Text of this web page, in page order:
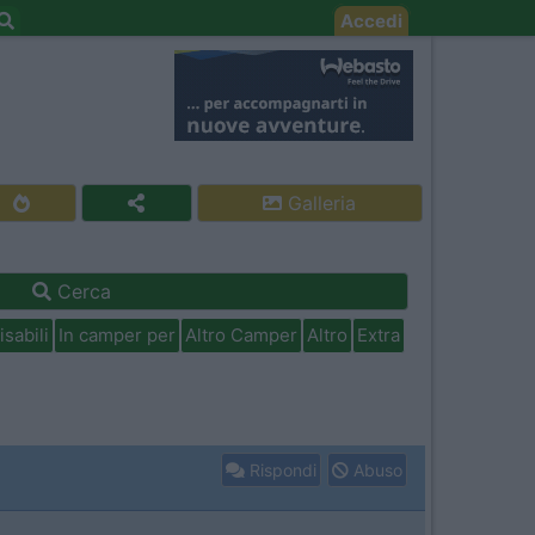
Accedi
Galleria
Cerca
In camper per Altro Camper Altro Extra
Rispondi Abuso